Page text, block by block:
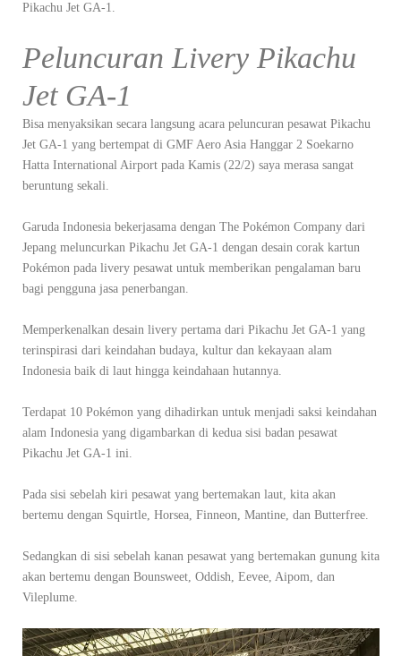
Pikachu Jet GA-1.
Peluncuran Livery Pikachu
Jet GA-1
Bisa menyaksikan secara langsung acara peluncuran pesawat Pikachu
Jet GA-1 yang bertempat di GMF Aero Asia Hanggar 2 Soekarno
Hatta International Airport pada Kamis (22/2) saya merasa sangat
beruntung sekali.
Garuda Indonesia bekerjasama dengan The Pokémon Company dari
Jepang meluncurkan Pikachu Jet GA-1 dengan desain corak kartun
Pokémon pada livery pesawat untuk memberikan pengalaman baru
bagi pengguna jasa penerbangan.
Memperkenalkan desain livery pertama dari Pikachu Jet GA-1 yang
terinspirasi dari keindahan budaya, kultur dan kekayaan alam
Indonesia baik di laut hingga keindahaan hutannya.
Terdapat 10 Pokémon yang dihadirkan untuk menjadi saksi keindahan
alam Indonesia yang digambarkan di kedua sisi badan pesawat
Pikachu Jet GA-1 ini.
Pada sisi sebelah kiri pesawat yang bertemakan laut, kita akan
bertemu dengan Squirtle, Horsea, Finneon, Mantine, dan Butterfree.
Sedangkan di sisi sebelah kanan pesawat yang bertemakan gunung kita
akan bertemu dengan Bounsweet, Oddish, Eevee, Aipom, dan
Vileplume.